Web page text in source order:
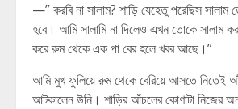
—” করবি না সালাম? শাড়ি যেহেতু পরেছিস
হবে। আমি সালামি না দিলেও এখন তোকে সালাম
করে রুম থেকে এক পা বের হলে খবর আছে।”
আমি মুখ ফুলিয়ে রুম থেকে বেরিয়ে আসতে নিতেই
আটকালেন উনি। শাড়ির আঁচলের কোণাটা নিজের